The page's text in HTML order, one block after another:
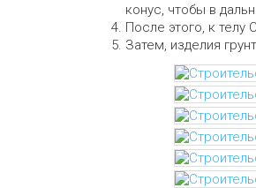
конус, чтобы в
После этого, к телу
Затем, изделия